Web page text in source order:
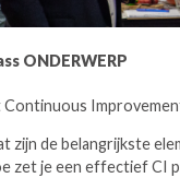
ONDERWERP
Continuous
zijn de belangrijkste
zet je een effectief CI